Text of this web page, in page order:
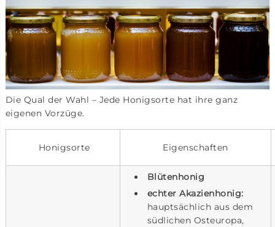
Die Qual der Wahl – Jede Honigsorte hat ihre ganz
eigenen Vorzüge.
Honigsorte Eigenschaften
Blütenhonig
echter Akazienhonig:
hauptsächlich aus dem
südlichen Osteuropa,